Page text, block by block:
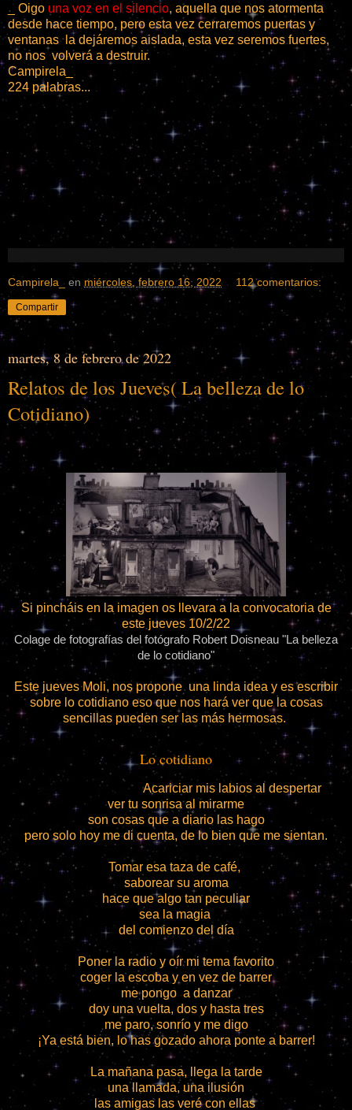
_ Oigo una voz en el silencio, aquella que nos atormenta
desde hace tiempo, pero esta vez cerraremos puertas y
ventanas la dejáremos aislada, esta vez seremos fuertes,
no nos volverá a destruir.
Campirela_
224 palabras...
Campirela_ en miércoles, febrero 16, 2022 112 comentarios:
Compartir
martes, 8 de febrero de 2022
Relatos de los Jueves( La belleza de lo
Cotidiano)
Si pincháis en la imagen os llevara a la convocatoria de
este jueves 10/2/22
Colage de fotografías del fotógrafo Robert Doisneau "La belleza
de lo cotidiano"
Este jueves Moli, nos propone una linda idea y es escribir
sobre lo cotidiano eso que nos hará ver que la cosas
sencillas pueden ser las más hermosas.
Lo cotidiano
Acariciar mis labios al despertar
ver tu sonrisa al mirarme
son cosas que a diario las hago
pero solo hoy me di cuenta, de lo bien que me sientan.
Tomar esa taza de café,
saborear su aroma
hace que algo tan peculiar
sea la magia
del comienzo del día
Poner la radio y oír mi tema favorito
coger la escoba y en vez de barrer
me pongo a danzar
doy una vuelta, dos y hasta tres
me paro, sonrío y me digo
¡Ya está bien, lo has gozado ahora ponte a barrer!
La mañana pasa, llega la tarde
una llamada, una ilusión
las amigas las veré con ellas